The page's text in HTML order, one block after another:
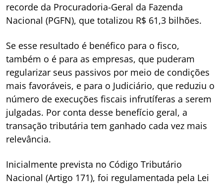
recorde da Procuradoria-Geral da Fazenda
Nacional (PGFN), que totalizou R$ 61,3 bilhões.
Se esse resultado é benéfico para o fisco,
também o é para as empresas, que puderam
regularizar seus passivos por meio de condições
mais favoráveis, e para o Judiciário, que reduziu o
número de execuções fiscais infrutíferas a serem
julgadas. Por conta desse benefício geral, a
transação tributária tem ganhado cada vez mais
relevância.
Inicialmente prevista no Código Tributário
Nacional (Artigo 171), foi regulamentada pela Lei